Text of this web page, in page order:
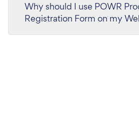
Why should I use POWR
Registration Form